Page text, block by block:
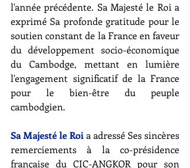
l'année précédente. Sa Majesté le Roi a
exprimé Sa profonde gratitude pour le
soutien constant de la France en faveur
du développement socio-économique
du Cambodge, mettant en lumière
l'engagement significatif de la France
pour le bien-être du peuple
cambodgien.
Sa Majesté le Roi a adressé Ses sincères
remerciements à la co-présidence
française du CIC-ANGKOR pour son